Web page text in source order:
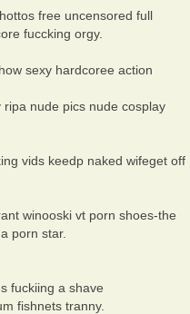
free uncensored full
fuccking orgy.
sexy hardcoree action
nude pics nude cosplay
vids keedp naked wifeget off
winooski vt porn shoes-the
porn star.
fuckiing a shave
fishnets tranny.